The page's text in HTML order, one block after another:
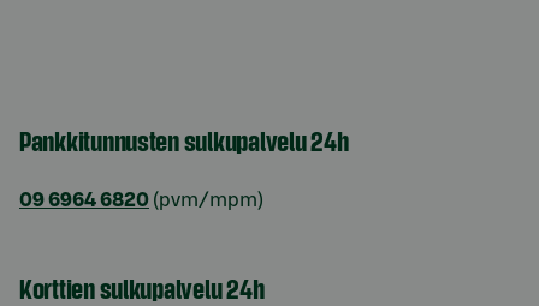
Pankkitunnusten sulkupalvelu 24h
09 6964 6820 (pvm/mpm)
Korttien sulkupalvelu 24h